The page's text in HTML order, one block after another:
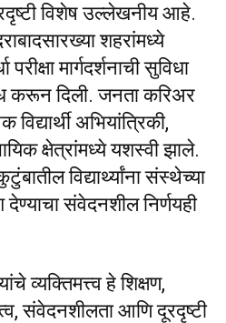
विशेष उल्लेखनीय आहे.
शहरांमध्ये
परीक्षा मार्गदर्शनाची सुविधा
करून दिली. जनता करिअर
अभियांत्रिकी,
क्षेत्रांमध्ये यशस्वी झाले.
विद्यार्थ्यांना संस्थेच्या
संवेदनशील निर्णयही
व्यक्तिमत्त्व हे शिक्षण,
संवेदनशीलता आणि दूरदृष्टी